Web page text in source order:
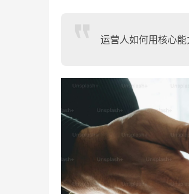
运营人如何用核心能